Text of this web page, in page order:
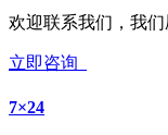
欢迎联系我们，我
立即咨询
7×24